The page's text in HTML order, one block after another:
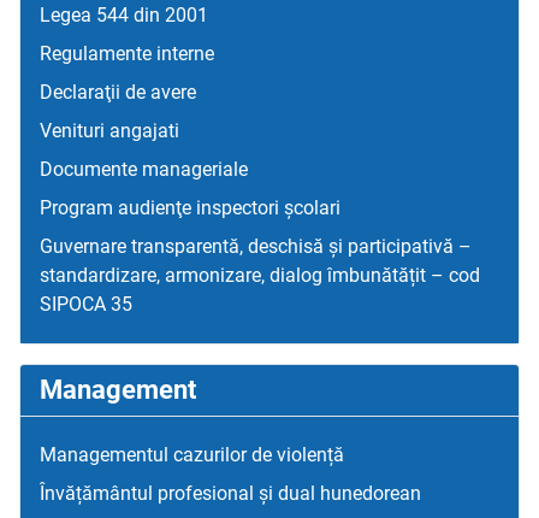
Legea 544 din 2001
Regulamente interne
Declaraţii de avere
Venituri angajati
Documente manageriale
Program audienţe inspectori școlari
Guvernare transparentă, deschisă și participativă –
standardizare, armonizare, dialog îmbunătățit – cod
SIPOCA 35
Management
Managementul cazurilor de violență
Învățământul profesional și dual hunedorean